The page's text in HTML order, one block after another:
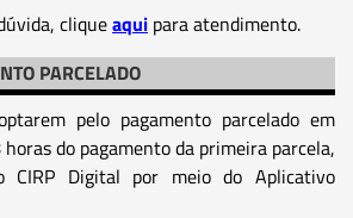
cliqueaqui para atendimento.
PARCELADO
pelo pagamento parcelado em
do pagamento da primeira parcela,
CIRP Digital por meio do Aplicativo